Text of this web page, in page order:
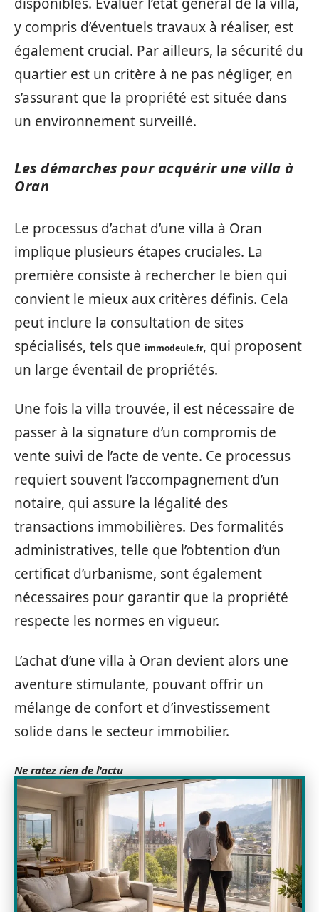
y compris d’éventuels travaux à réaliser, est
également crucial. Par ailleurs, la sécurité du
quartier est un critère à ne pas négliger, en
s’assurant que la propriété est située dans
un environnement surveillé.
Les démarches pour acquérir une villa à
Oran
Le processus d’achat d’une villa à Oran
implique plusieurs étapes cruciales. La
première consiste à rechercher le bien qui
convient le mieux aux critères définis. Cela
peut inclure la consultation de sites
spécialisés, tels que immodeule.fr, qui proposent
un large éventail de propriétés.
Une fois la villa trouvée, il est nécessaire de
passer à la signature d’un compromis de
vente suivi de l’acte de vente. Ce processus
requiert souvent l’accompagnement d’un
notaire, qui assure la légalité des
transactions immobilières. Des formalités
administratives, telle que l’obtention d’un
certificat d’urbanisme, sont également
nécessaires pour garantir que la propriété
respecte les normes en vigueur.
L’achat d’une villa à Oran devient alors une
aventure stimulante, pouvant offrir un
mélange de confort et d’investissement
solide dans le secteur immobilier.
Ne ratez rien de l'actu